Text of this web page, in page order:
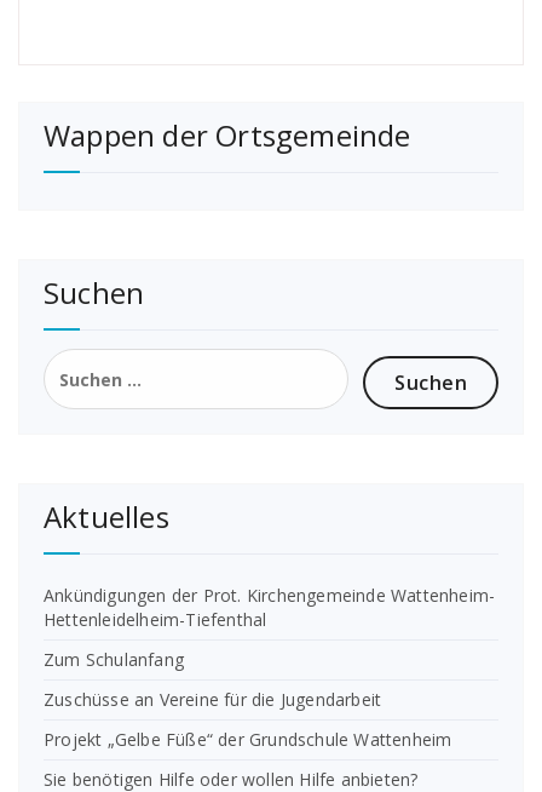
Wappen der Ortsgemeinde
Suchen
Suchen
nach:
Aktuelles
Ankündigungen der Prot. Kirchengemeinde Wattenheim-
Hettenleidelheim-Tiefenthal
Zum Schulanfang
Zuschüsse an Vereine für die Jugendarbeit
Projekt „Gelbe Füße“ der Grundschule Wattenheim
Sie benötigen Hilfe oder wollen Hilfe anbieten?